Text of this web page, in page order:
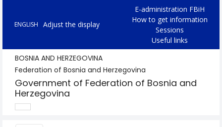
ENGLISH Adjust the display
E-administration FBiH
How to get information
Sessions
Useful links
BOSNIA AND HERZEGOVINA
Federation of Bosnia and Herzegovina
Government of Federation of Bosnia and
Herzegovina